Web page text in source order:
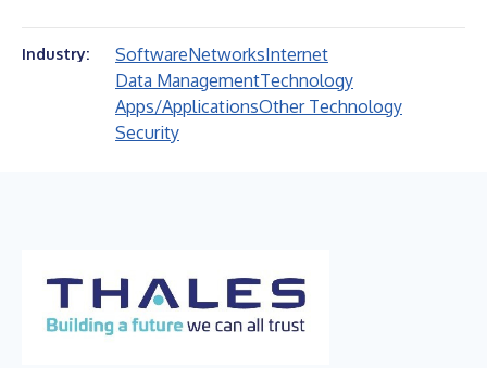
Industry: SoftwareNetworksInternet
Data ManagementTechnology
Apps/ApplicationsOther Technology
Security